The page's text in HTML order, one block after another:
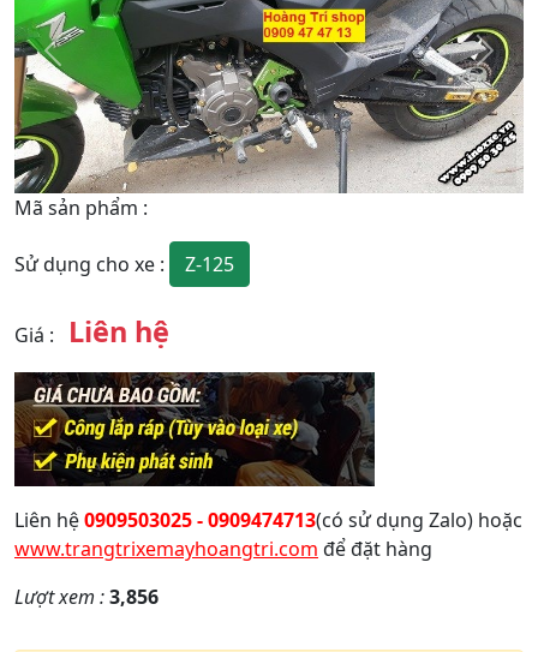
Quay
Lại
Tiếp
theo
Mã sản phẩm :
Sử dụng cho xe : Z-125
Giá : Liên hệ
Liên hệ0909503025 - 0909474713(có sử dụng Zalo) hoặc
www.trangtrixemayhoangtri.com để đặt hàng
Lượt xem :3,856